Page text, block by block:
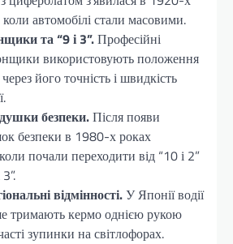
автомобілі стали масовими.
та “9 і 3”.Професійні
використовують положення
через його точність і швидкість
безпеки.Після появи
безпеки в 1980-х роках
почали переходити від “10 і 2”
відмінності.У Японії водії
тримають кермо однією рукою
зупинки на світлофорах.